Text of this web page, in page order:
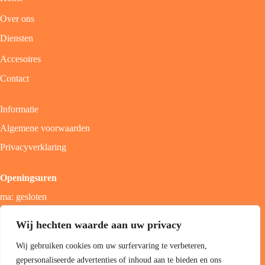
Wij hechten waarde aan uw privacy
Wij gebruiken cookies om uw surfervaring te verbeteren,
gepersonaliseerde advertenties of inhoud aan te bieden en ons
Over ons
Diensten
Accesoires
Contact
Informatie
Algemene voorwaarden
Privacyverklaring
Openingsuren
ma: gesloten
zon; gesloten